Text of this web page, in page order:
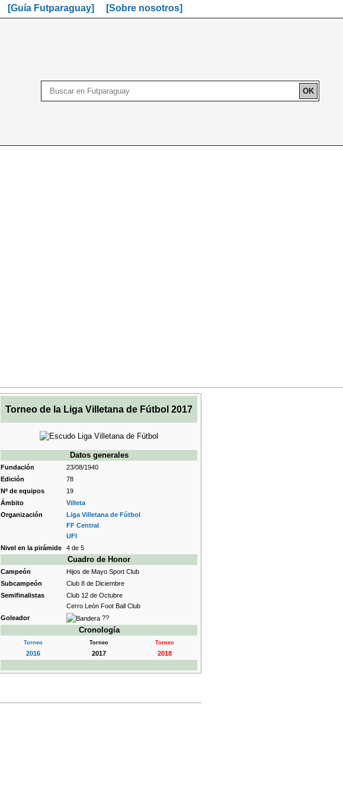
[Guía Futparaguay] [Sobre nosotros]
Torneo de la Liga Villetana de Fútbol 2017
Datos generales
Fundación
23/08/1940
Edición
78
Nº de equipos
19
Ámbito
Villeta
Organización
Liga Villetana de Fútbol
FF Central
UFI
Nivel en la pirámide
4 de 5
Cuadro de Honor
Campeón
Hijos de Mayo Sport Club
Subcampeón
Club 8 de Diciembre
Semifinalistas
Club 12 de Octubre
Cerro León Foot Ball Club
Goleador
??
Cronología
Torneo
2016
Torneo
2017
Torneo
2018